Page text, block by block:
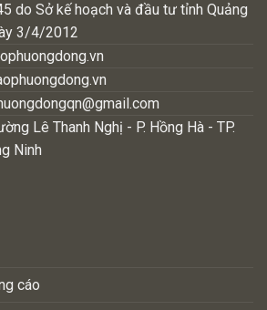
do Sở kế hoạch và đầu tư tỉnh Quảng
3/4/2012
Lê Thanh Nghị - P. Hồng Hà - TP.
Ninh
cáo